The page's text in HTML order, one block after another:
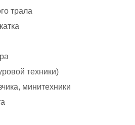
трала
техники)
минитехники